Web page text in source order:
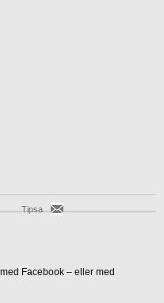
Tipsa
Facebook – eller med